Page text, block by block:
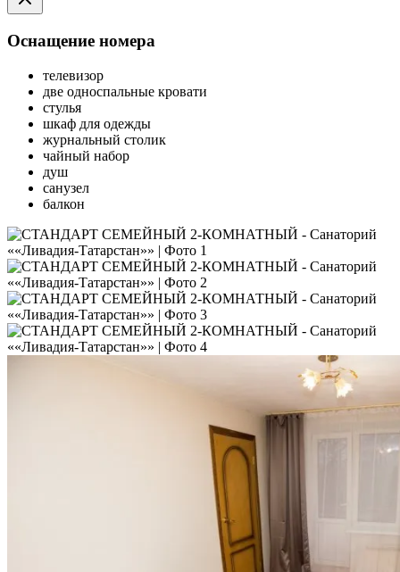
Оснащение номера
телевизор
две односпальные кровати
стулья
шкаф для одежды
журнальный столик
чайный набор
душ
санузел
балкон